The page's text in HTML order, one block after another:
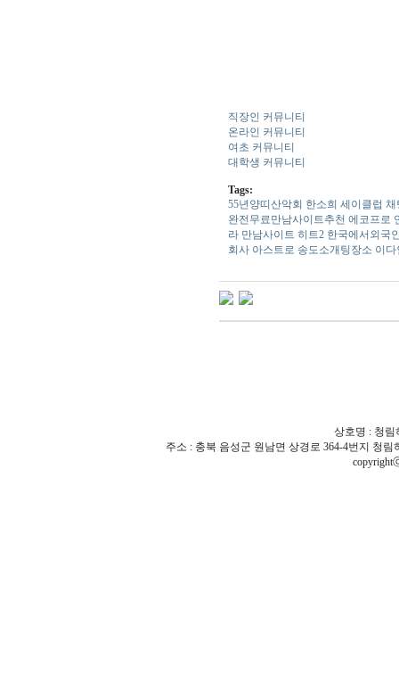
직장인 커뮤니티
온라인 커뮤니티
여초 커뮤니티
대학생 커뮤니티
Tags:
5­5­년­양­띠­산­악­회 한소희 세­이­클­럽­ ­채­
완전무료만남사이트추천 에코프로
라 만남사이트 히트2 한­국­에­서­외­국­
회사 아스트로 송­도­소­개­팅­장­소 이다
상호명 : 청림
주소 : 충북 음성군 원남면 상경로 364-4번지 청림